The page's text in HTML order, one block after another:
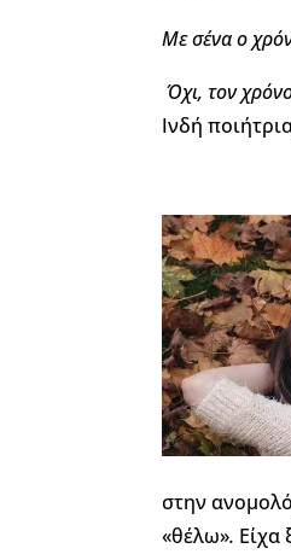
Με σένα ο
Όχι, τον
Ινδή
στην
«θέλω». Είχα